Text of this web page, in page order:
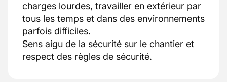
charges lourdes, travailler en extérieur par
tous les temps et dans des environnements
parfois difficiles.
Sens aigu de la sécurité sur le chantier et
respect des règles de sécurité.